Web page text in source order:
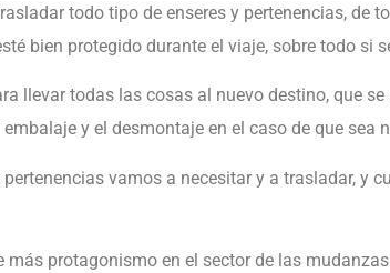
todo tipo de enseres y pertenencias, de
bien protegido durante el viaje, sobre todo si
llevar todas las cosas al nuevo destino, que
y el desmontaje en el caso de que sea
vamos a necesitar y a trasladar, y
protagonismo en el sector de las